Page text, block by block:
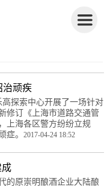
治顽疾
探索中心开展了一场针对
订《上海市道路交通管
上海各区警方纷纷立规
症。 2017-04-24 18:52
成
的原崇明酿酒企业大陆酿